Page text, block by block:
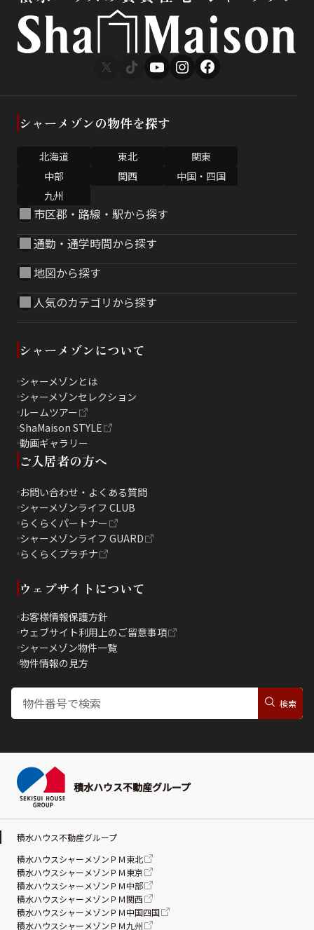
シャーメゾンの物件を探す
北海道 東北
関東
中部
関西
中国・四国
九州
市区郡・路線・駅から探す
通勤・通学時間から探す
地図から探す
人気のカテゴリから探す
シャーメゾンについて
シャーメゾンとは
シャーメゾンセレクション
ルームツアー
ShaMaison STYLE
動画ギャラリー
ご入居者の方へ
お問い合わせ・よくある質問
シャーメゾンライフ CLUB
らくらくパートナー
シャーメゾンライフ GUARD
らくらくプラチナ
ウェブサイトについて
お客様情報保護方針
ウェブサイト利用上のご留意事項
シャーメゾン物件一覧
物件情報の見方
積水ハウス不動産グループ
積水ハウス不動産グループ
積水ハウスシャーメゾンＰＭ東北
積水ハウスシャーメゾンＰＭ東京
積水ハウスシャーメゾンＰＭ中部
積水ハウスシャーメゾンＰＭ関西
積水ハウスシャーメゾンＰＭ中国四国
積水ハウスシャーメゾンＰＭ九州